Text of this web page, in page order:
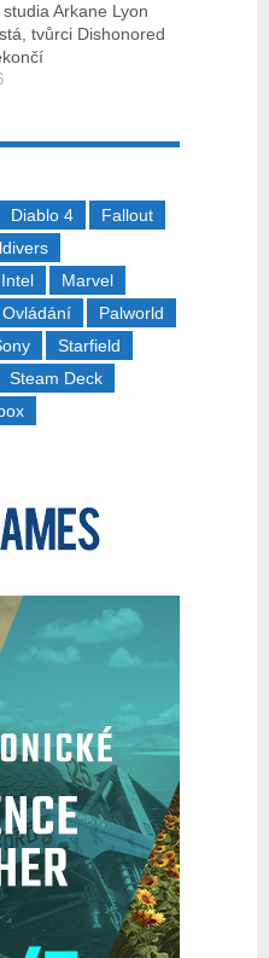
Arkane Lyon
tvůrci Dishonored
Diablo 4
Fallout
Intel
Marvel
Ovládání
Palworld
Starfield
Steam Deck